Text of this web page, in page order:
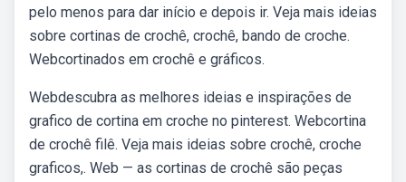
pelo menos para dar início e depois ir. Veja mais ideias
sobre cortinas de crochê, crochê, bando de croche.
Webcortinados em crochê e gráficos.
Webdescubra as melhores ideias e inspirações de
grafico de cortina em croche no pinterest. Webcortina
de crochê filê. Veja mais ideias sobre crochê, croche
graficos,. Web — as cortinas de crochê são peças